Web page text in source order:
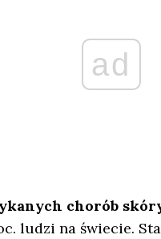
ad
chorób
ludzi na świecie.